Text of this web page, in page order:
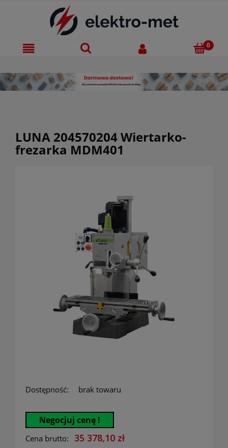
LUNA 204570204 Wiertarko-
frezarka MDM401
Dostępność: brak towaru
Negocjuj cenę !
Cena brutto: 35 378,10 zł